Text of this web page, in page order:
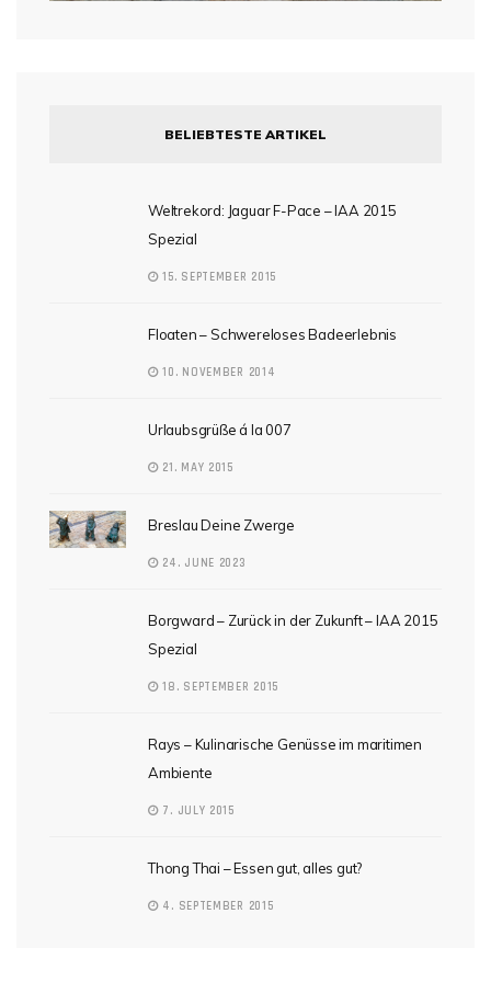
BELIEBTESTE ARTIKEL
Weltrekord: Jaguar F-Pace – IAA 2015
Spezial
15. SEPTEMBER 2015
Floaten – Schwereloses Badeerlebnis
10. NOVEMBER 2014
Urlaubsgrüße á la 007
21. MAY 2015
Breslau Deine Zwerge
24. JUNE 2023
Borgward – Zurück in der Zukunft – IAA 2015
Spezial
18. SEPTEMBER 2015
Rays – Kulinarische Genüsse im maritimen
Ambiente
7. JULY 2015
Thong Thai – Essen gut, alles gut?
4. SEPTEMBER 2015